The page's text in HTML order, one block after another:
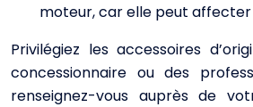
moteur, car elle peut
Privilégiez les accessoires
concessionnaire ou des
renseignez-vous auprès de